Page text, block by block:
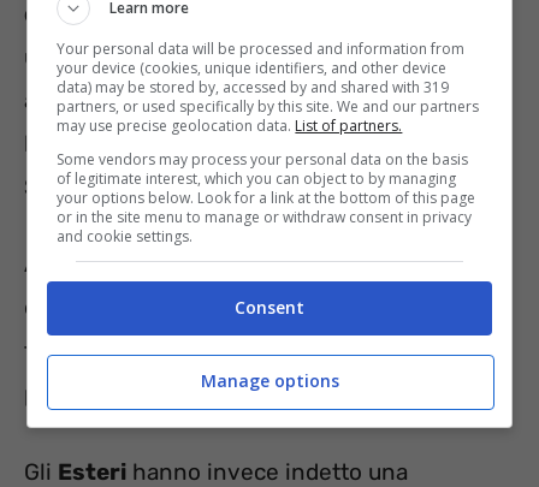
dell’Agricoltura
un contratto nell’areafunzionarie saranno
assegnati alla Sezione Agricoltura, presso
l’amministrazione centrale a Roma, e alla
Sezione ICQRF.
Attenzione però in quanto l’invio della
domanda di partecipazione per via telematica,
fa effettuato entro le ore 23.59 del 27 gennaio
prossimo.
Gli Esteri hanno invece indetto una
Learn more
Your personal data will be processed and information from
your device (cookies, unique identifiers, and other device
data) may be stored by, accessed by and shared with 319
partners, or used specifically by this site. We and our partners
may use precise geolocation data. List of partners.
Some vendors may process your personal data on the basis
of legitimate interest, which you can object to by managing
your options below. Look for a link at the bottom of this page
or in the site menu to manage or withdraw consent in privacy
and cookie settings.
Consent
Manage options